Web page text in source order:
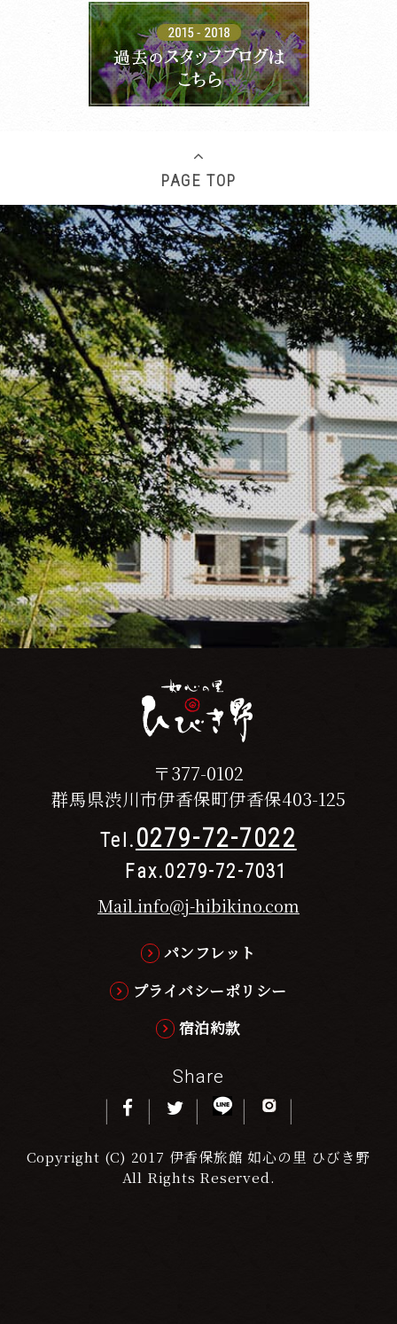
PAGE TOP
〒377-0102
群馬県渋川市伊香保町伊香保403-125
Tel. 0279-72-7022
Fax.0279-72-7031
Mail.info@j-hibikino.com
パンフレット
プライバシーポリシー
宿泊約款
Share
Copyright (C) 2017 伊香保旅館 如心の里 ひびき野
All Rights Reserved.